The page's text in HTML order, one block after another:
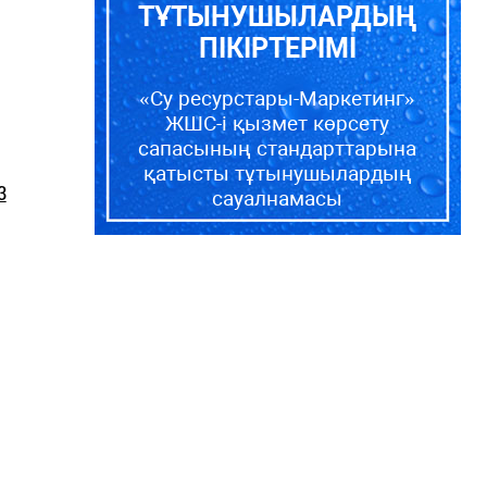
ТҰТЫНУШЫЛАРДЫҢ
ПІКІРТЕРІМІ
«Су ресурстары-Маркетинг»
ЖШС-і қызмет көрсету
сапасының стандарттарына
қатысты тұтынушылардың
сауалнамасы